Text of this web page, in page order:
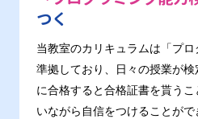
つく
当教室のカリキュラムは「プ
準拠しており、日々の授業が
に合格すると合格証書を貰う
いながら自信をつけることがで